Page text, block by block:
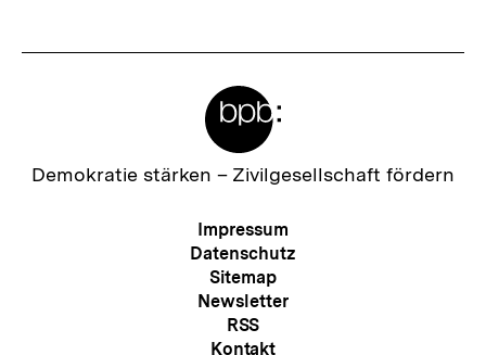
Zur
Demokratie stärken – Zivilgesellschaft fördern
Meta-
Navigation
Impressum
Datenschutz
Sitemap
Newsletter
RSS
Kontakt